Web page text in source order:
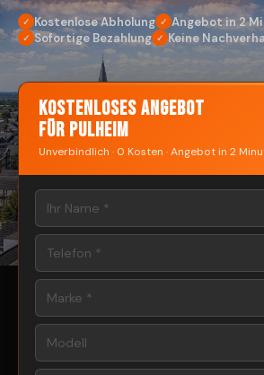
✓ Kostenlose Abholung ✓ Angebot in 2
✓ Sofortige Bezahlung ✓ Keine
Kostenloses Angebot
für Pulheim
Unverbindlich · 0 Kosten · Angebot in 2